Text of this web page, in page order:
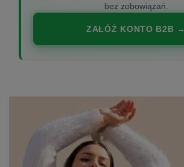
bez zobowiązań.
ZAŁÓŻ KONTO B2B →